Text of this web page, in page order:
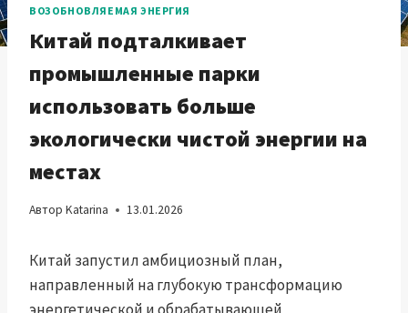
ВОЗОБНОВЛЯЕМАЯ ЭНЕРГИЯ
Китай подталкивает
промышленные парки
использовать больше
экологически чистой энергии на
местах
Автор Katarina 13.01.2026
Китай запустил амбициозный план,
направленный на глубокую трансформацию